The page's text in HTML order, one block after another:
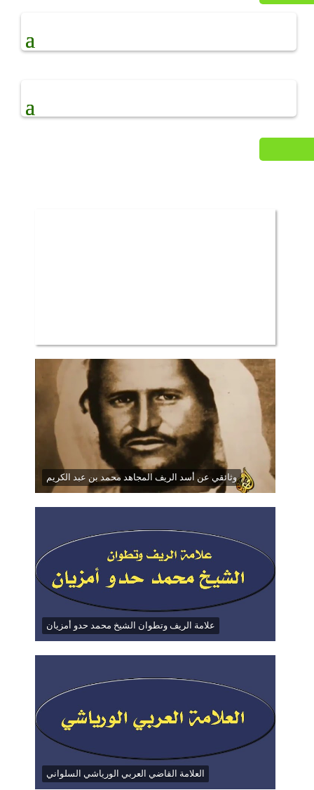
وثائقي عن أسد الريف المجاهد محمد بن عبد الكريم
علامة الريف وتطوان الشيخ محمد حدو أمزيان
العلامة القاضي العربي الورياشي السلواني